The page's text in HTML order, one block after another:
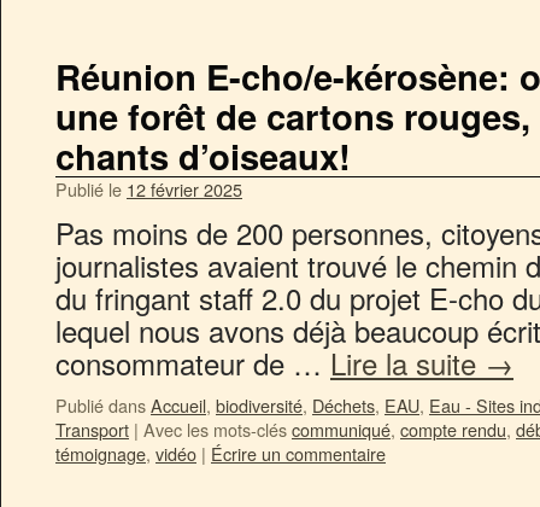
Réunion E-cho/e-kérosène:
une forêt de cartons
chants d’oiseaux!
Publié le 12 février 2025
Pas moins de 200 personnes,
journalistes avaient trouvé le chemin
du fringant staff 2.0 du projet E-cho
lequel nous avons déjà beaucoup
consommateur de …Lire la suite →
Publié dansAccueil, biodiversité, Déchets, EAU, Eau - Sites
Transport | Avec les mots-cléscommuniqué, compte rendu,
témoignage, vidéo | Écrire un commentaire